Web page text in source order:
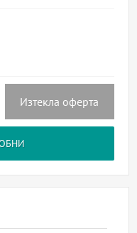
Изтекла оферта